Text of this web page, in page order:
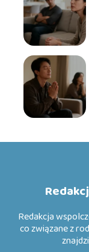
Redakcja
co związane z